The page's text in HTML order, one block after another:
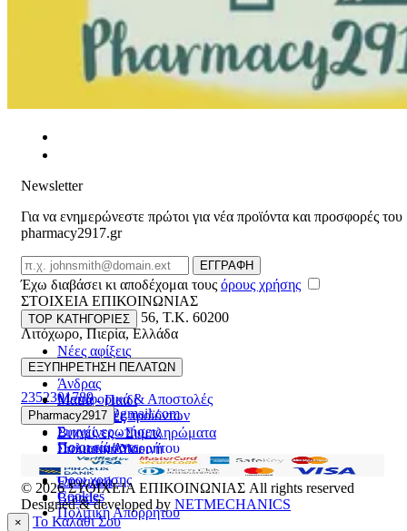
Newsletter
Για να ενημερώνεστε πρώτοι για νέα προϊόντα και προσφορές του
pharmacy2917.gr
Email
ΕΓΓΡΑΦΗ
Έχω διαβάσει κι αποδέχομαι τους όρους χρήσης
ΣΤΟΙΧΕΙΑ ΕΠΙΚΟΙΝΩΝΙΑΣ
Βασ. Κωνσταντίνου 56, T.K. 60200
Λιτόχωρο,Πιερία,Ελλάδα
ΓΕΜΗ:165892448000
2352301789
pharmacy2917@gmail.com
TOP ΚΑΤΗΓΟΡΙΕΣ
Νέες αφίξεις
Γυναίκα
Άνδρας
Μαμά - Παιδί
Προσφορές
Βιταμίνες - Συμπληρώματα
Στοματική Υγιεινή
Πρόσωπο
Εποχιακά
Brands
ΕΞΥΠΗΡΕΤΗΣΗ ΠΕΛΑΤΩΝ
Μεταφορικά & Αποστολές
Επιστροφές προϊόντων
Συχνές ερωτήσεις
Πολιτική Απορρήτου
Pharmacy2917
Ποιοι είμαστε
Επικοινωνία
Όροι χρήσης
Cookies
Πολιτική Απορρήτου
© 2026ΣΤΟΙΧΕΙΑ ΕΠΙΚΟΙΝΩΝΙΑΣ All rights reserved
Designed & developed by NETMECHANICS
× Το Καλάθι Σου